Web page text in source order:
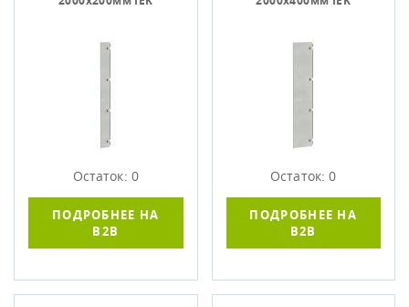
Остаток: 0
ПОДРОБНЕЕ НА
B2B
Остаток: 0
ПОДРОБНЕЕ НА
B2B